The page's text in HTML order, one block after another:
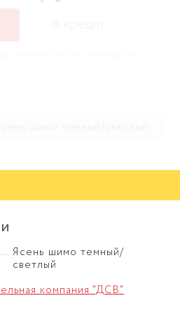
Ясень шимо темный/
светлый
компания "ДСВ"